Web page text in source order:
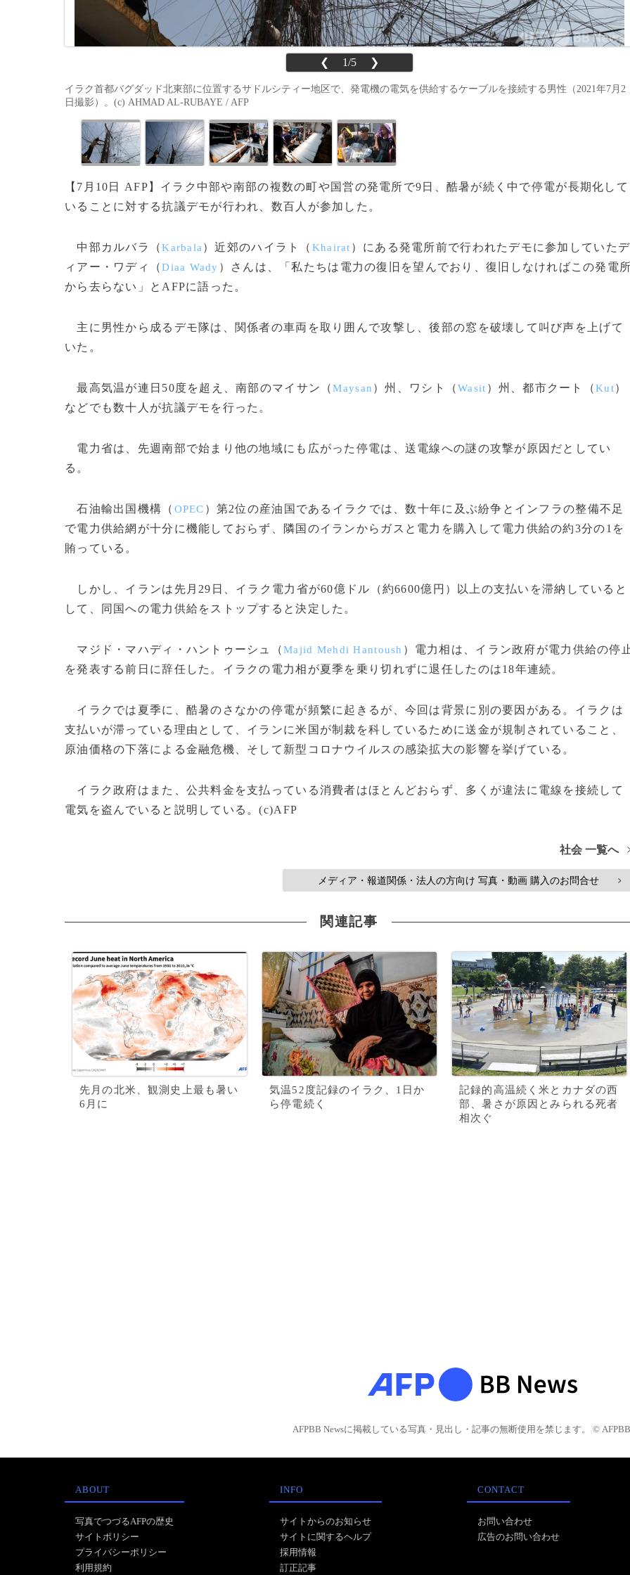
❮ 1/5 ❯
イラク首都バグダッド北東部に位置するサドルシティー地区で、発電機の電気を供給するケーブルを接続する男性（2021年7月2
日撮影）。(c) AHMAD AL-RUBAYE / AFP
【7月10日 AFP】イラク中部や南部の複数の町や国営の発電所で9日、酷暑が続く中で停電が長期化して
いることに対する抗議デモが行われ、数百人が参加した。
中部カルバラ（Karbala ）近郊のハイラト（ Khairat ）にある発電所前で行われたデモに参加していたデ
ィアー・ワディ（Diaa Wady ）さんは、「私たちは電力の復旧を望んでおり、復旧しなければこの発電
から去らない」とAFPに語った。
主に男性から成るデモ隊は、関係者の車両を取り囲んで攻撃し、後部の窓を破壊して叫び声を上げて
いた。
最高気温が連日50度を超え、南部のマイサン（Maysan ）州、ワシト（Wasit ）州、都市クート（Kut）
などでも数十人が抗議デモを行った。
電力省は、先週南部で始まり他の地域にも広がった停電は、送電線への謎の攻撃が原因だとしてい
る。
石油輸出国機構（ OPEC ）第2位の産油国であるイラクでは、数十年に及ぶ紛争とインフラの整備不足
で電力供給網が十分に機能しておらず、隣国のイランからガスと電力を購入して電力供給の約3分の1を
賄っている。
しかし、イランは先月29日、イラク電力省が60億ドル（約6600億円）以上の支払いを滞納していると
して、同国への電力供給をストップすると決定した。
マジド・マハディ・ハントゥーシュ（Majid Mehdi Hantoush ）電力相は、イラン政府が電力供給の停
を発表する前日に辞任した。イラクの電力相が夏季を乗り切れずに退任したのは18年連続。
イラクでは夏季に、酷暑のさなかの停電が頻繁に起きるが、今回は背景に別の要因がある。イラクは
支払いが滞っている理由として、イランに米国が制裁を科しているために送金が規制されていること、
原油価格の下落による金融危機、そして新型コロナウイルスの感染拡大の影響を挙げている。
イラク政府はまた、公共料金を支払っている消費者はほとんどおらず、多くが違法に電線を接続して
電気を盗んでいると説明している。(c)AFP
社会 一覧へ
メディア・報道関係・法人の方向け 写真・動画 購入のお問合せ >
関連記事
先月の北米、観測史上最も暑い
6月に
気温52度記録のイラク、1日か
ら停電続く
記録的高温続く米とカナダの西
部、暑さが原因とみられる死者
相次ぐ
AFPBB Newsに掲載している写真・見出し・記事の無断使用を禁じます。 © AFPBB
ABOUT
写真でつづるAFPの歴史
サイトポリシー
プライバシーポリシー
利用規約
INFO
サイトからのお知らせ
サイトに関するヘルプ
採用情報
訂正記事
CONTACT
お問い合わせ
広告のお問い合わせ